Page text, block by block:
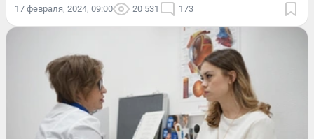
17 февраля, 2024, 09:00 20 531 173